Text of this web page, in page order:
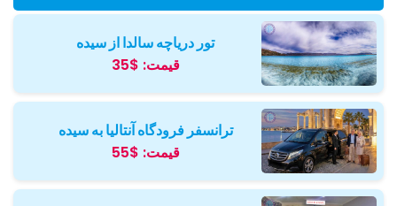
تور دریاچه سالدا از سیده
قیمت: $35
ترانسفر فرودگاه آنتالیا به سیده
قیمت: $55